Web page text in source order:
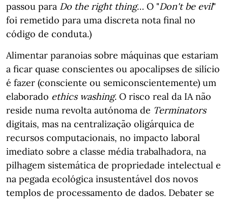
passou para Do the right thing… O "Don't be evil"
foi remetido para uma discreta nota final no
código de conduta.)
Alimentar paranoias sobre máquinas que estariam
a ficar quase conscientes ou apocalipses de silício
é fazer (consciente ou semiconscientemente) um
elaborado ethics washing. O risco real da IA não
reside numa revolta autónoma de Terminators
digitais, mas na centralização oligárquica de
recursos computacionais, no impacto laboral
imediato sobre a classe média trabalhadora, na
pilhagem sistemática de propriedade intelectual e
na pegada ecológica insustentável dos novos
templos de processamento de dados. Debater se